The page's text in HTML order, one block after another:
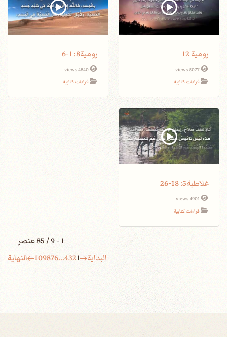
رومية 12
5077 views
قراءات كتابية
رومية8: 1-6
4840 views
قراءات كتابية
غلاطية5: 18-26
4901 views
قراءات كتابية
1 - 9 / 85 عنصر
البداية
1
2
3
4
...
6
7
8
9
10 النهاية